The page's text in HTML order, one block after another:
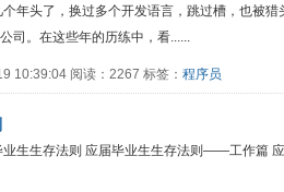
年头了，换过多个开发语言，跳过槽，也被
司。在这些年的历练中，看......
10:39:04 阅读：2267 标签： 程序员
业生生存法则 应届毕业生生存法则——工作篇